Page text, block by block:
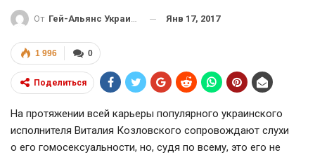
От Гей-Альянс Украина Янв 17, 2017
0
1 996
Поделиться
На протяжении всей карьеры популярного украинского
исполнителя Виталия Козловского сопровождают слухи
о его гомосексуальности, но, судя по всему, это его не